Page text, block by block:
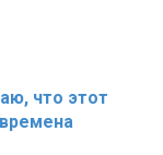
что этот